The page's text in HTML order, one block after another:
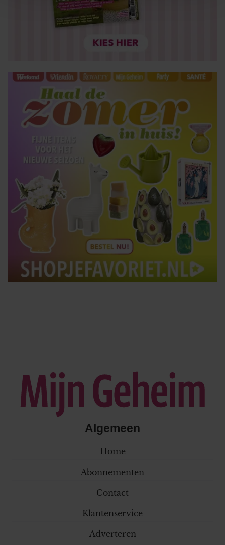
personaliseren, om functies voor social media te bieden
en om ons websiteverkeer te analyseren. Ook delen we
informatie over uw gebruik van onze site met onze
partners voor social media, adverteren en analyse. Deze
verzameld op basis van uw gebruik van hun services. U
gaat akkoord met onze cookies als u onze website blijft
gebruiken.
Algemeen
Home
Abonnementen
Contact
Klantenservice
Adverteren